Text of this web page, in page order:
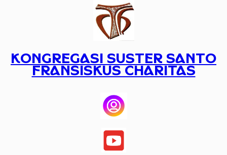
KONGREGASI SUSTER SANTO
FRANSISKUS CHARITAS